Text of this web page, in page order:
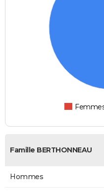
Famille BERTHONNEAU
Hommes